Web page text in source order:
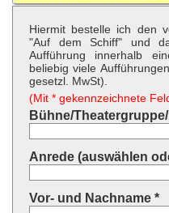
Hiermit bestelle ich den
"Auf dem Schiff" und
Aufführung innerhalb
beliebig viele
gesetzl. MwSt).
(Mit * gekennzeichnete
Bühne/
Anrede (auswählen
Vor- und Nachname *